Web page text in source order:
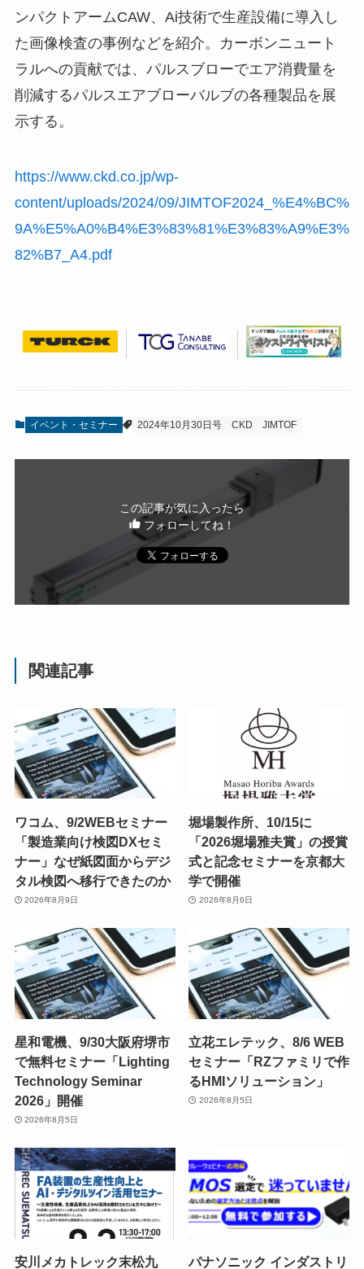
ンパクトアームCAW、Ai技術で生産設備に導入し
た画像検査の事例などを紹介。カーボンニュート
ラルへの貢献では、パルスブローでエア消費量を
削減するパルスエアブローバルブの各種製品を展
示する。
https://www.ckd.co.jp/wp-
content/uploads/2024/09/JIMTOF2024_%E4%BC%
9A%E5%A0%B4%E3%83%81%E3%83%A9%E3%
82%B7_A4.pdf
イベント・セミナー 2024年10月30日号 CKD JIMTOF
この記事が気に入ったら
フォローしてね！
関連記事
ワコム、9/2WEBセミナー
「製造業向け検図DXセミ
ナー」なぜ紙図面からデジ
タル検図へ移行できたのか
2026年8月9日
堀場製作所、10/15に
「2026堀場雅夫賞」の授賞
式と記念セミナーを京都大
学で開催
2026年8月6日
星和電機、9/30大阪府堺市
で無料セミナー「Lighting
Technology Seminar
2026」開催
2026年8月5日
立花エレテック、8/6 WEB
セミナー「RZファミリで作
るHMIソリューション」
2026年8月5日
安川メカトレック末松九 パナソニック インダストリ